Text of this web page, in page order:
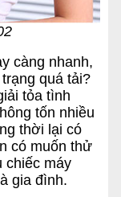
nhanh,
quá tải?
tỏa tình
tốn nhiều
thời lại có
có muốn thử
chiếc máy
gia đình.